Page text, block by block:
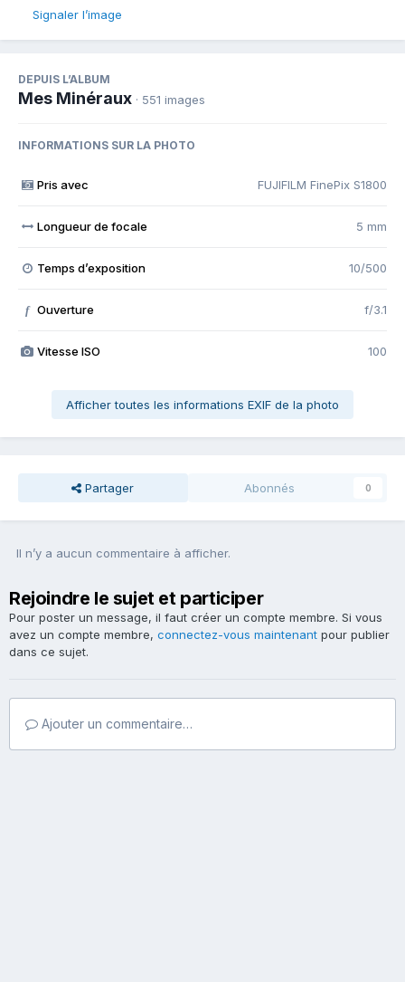
Signaler l’image
DEPUIS L’ALBUM
Mes Minéraux · 551 images
INFORMATIONS SUR LA PHOTO
Pris avec FUJIFILM FinePix S1800
Longueur de focale 5 mm
Temps d’exposition 10/500
f Ouverture f/3.1
Vitesse ISO 100
Afficher toutes les informations EXIF de la photo
Partager Abonnés 0
Il n’y a aucun commentaire à afficher.
Rejoindre le sujet et participer
Pour poster un message, il faut créer un compte membre. Si vous
avez un compte membre, connectez-vous maintenant pour publier
dans ce sujet.
Ajouter un commentaire…